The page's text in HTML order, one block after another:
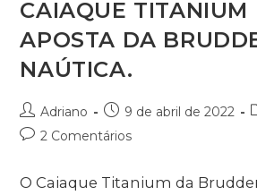
CAIAQUE TITANIUM
APOSTA DA
NAÚTICA.
Adriano 9 de abril de 2022
2 Comentários
O Caiaque Titanium da